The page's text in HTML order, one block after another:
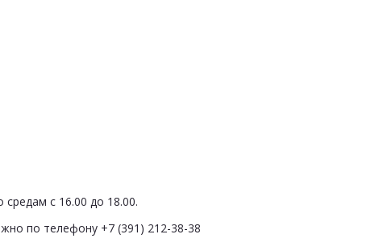
с 16.00 до 18.00.
по телефону +7 (391) 212-38-38